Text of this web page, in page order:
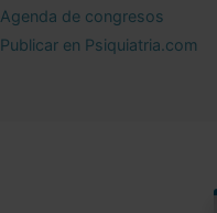
Agenda de congresos
Publicar en Psiquiatria.com